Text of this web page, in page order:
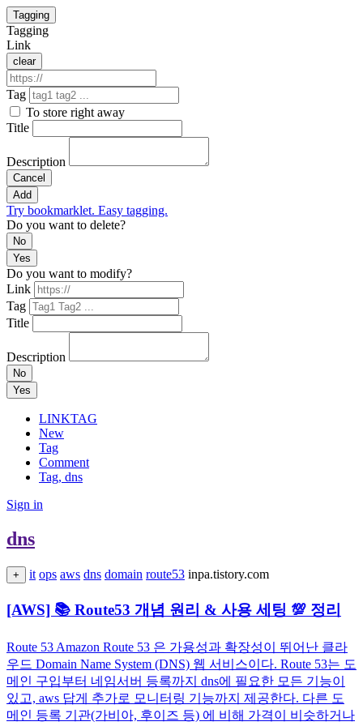
Tagging
Tagging
Link
clear
Tag
To store right away
Title
Description
Cancel
Add
Try bookmarklet. Easy tagging.
Do you want to delete?
No
Yes
Do you want to modify?
Link
Tag
Title
Description
No
Yes
LINKTAG
New
Tag
Comment
Tag, dns
Sign in
dns
+ it ops aws dns domain route53 inpa.tistory.com
[AWS] 📚 Route53 개념 원리 & 사용 세팅 💯 정리
Route 53 Amazon Route 53 은 가용성과 확장성이 뛰어난 클라
우드 Domain Name System (DNS) 웹 서비스이다. Route 53는 도
메인 구입부터 네임서버 등록까지 dns에 필요한 모든 기능이
있고, aws 답게 추가로 모니터링 기능까지 제공한다. 다른 도
메인 등록 기관(가비아, 후이즈 등) 에 비해 가격이 비슷하거나